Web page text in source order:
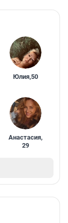
Юлия,50
Анастасия,
29